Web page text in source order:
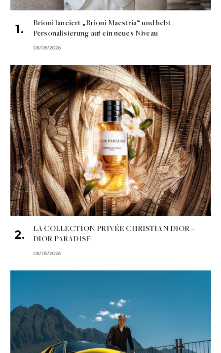
Brioni lanciert „Brioni Maestria“ und hebt
Personalisierung auf ein neues Niveau
08/05/2026
LA COLLECTION PRIVÉE CHRISTIAN DIOR –
DIOR PARADISE
08/05/2026